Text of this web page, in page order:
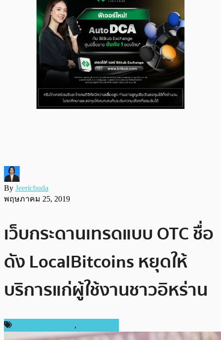
By Jeerichuda
พฤษภาคม 25, 2019
เว็บกระดานเทรดแบบ OTC ชื่อ
ดัง LocalBitcoins หยุดให้
บริการแก่ผู้ใช้งานชาวอิหร่าน
,